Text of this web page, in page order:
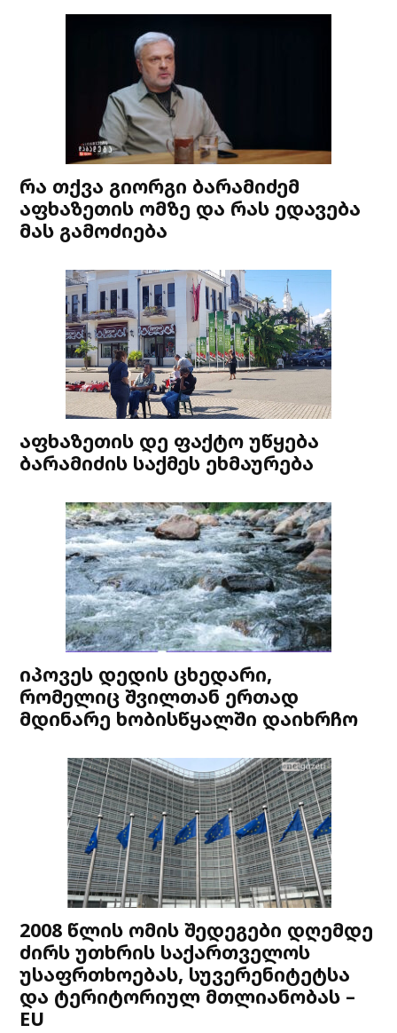
რა თქვა გიორგი ბარამიძემ
აფხაზეთის ომზე და რას ედავება
მას გამოძიება
აფხაზეთის დე ფაქტო უწყება
ბარამიძის საქმეს ეხმაურება
იპოვეს დედის ცხედარი,
რომელიც შვილთან ერთად
მდინარე ხობისწყალში დაიხრჩო
2008 წლის ომის შედეგები დღემდე
ძირს უთხრის საქართველოს
უსაფრთხოებას, სუვერენიტეტსა
და ტერიტორიულ მთლიანობას –
EU